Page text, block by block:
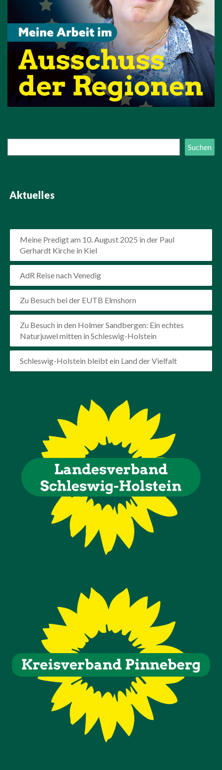
Suchen
Aktuelles
Meine Predigt am 10. August 2025 in der Paul
Gerhardt Kirche in Kiel
AdR Reise nach Venedig
Zu Besuch bei der EUTB Elmshorn
Zu Besuch in den Holmer Sandbergen: Ein echtes
Naturjuwel mitten in Schleswig-Holstein
Schleswig-Holstein bleibt ein Land der Vielfalt